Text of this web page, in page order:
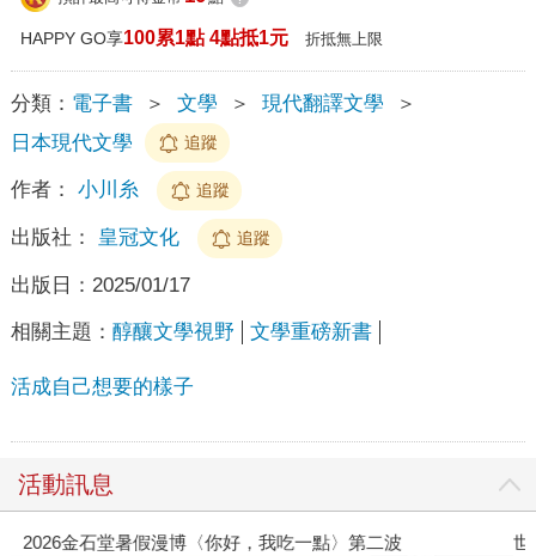
HAPPY GO享100累1點 4點抵1元 折抵無上限
分類： 電子書 ＞ 文學 ＞ 現代翻譯文學
＞
日本現代文學
追蹤
作者： 小川糸 追蹤
出版社： 皇冠文化 追蹤
出版日： 2025/01/17
相關主題： 醇釀文學視野 文學重磅新書
活成自己想要的樣子
活動訊息
2026金石堂暑假漫博〈你好，我吃一點〉第二波
世